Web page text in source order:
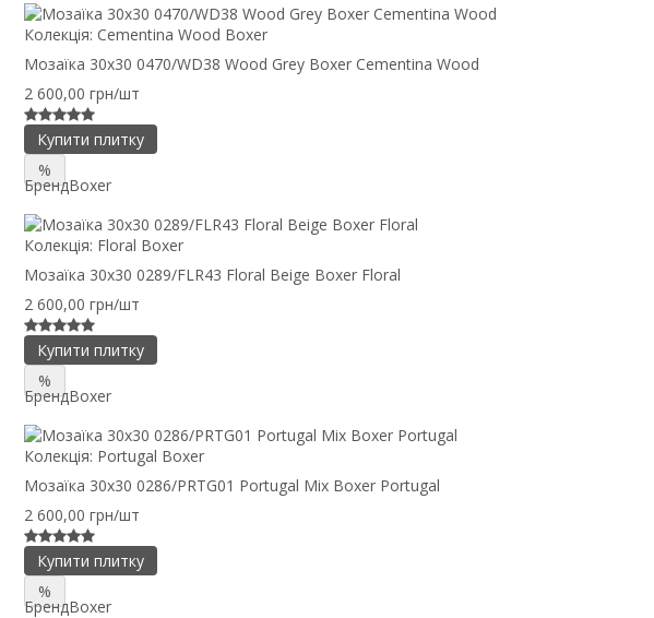
Колекція: Cementina Wood Boxer
Мозаїка 30x30 0470/WD38 Wood Grey Boxer Cementina Wood
2 600,00 грн/шт
Купити плитку
%
БрендBoxer
Колекція: Floral Boxer
Мозаїка 30x30 0289/FLR43 Floral Beige Boxer Floral
2 600,00 грн/шт
Купити плитку
%
БрендBoxer
Колекція: Portugal Boxer
Мозаїка 30x30 0286/PRTG01 Portugal Mix Boxer Portugal
2 600,00 грн/шт
Купити плитку
%
БрендBoxer